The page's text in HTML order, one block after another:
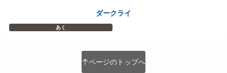
ダークライ
あく
ページのトップへ